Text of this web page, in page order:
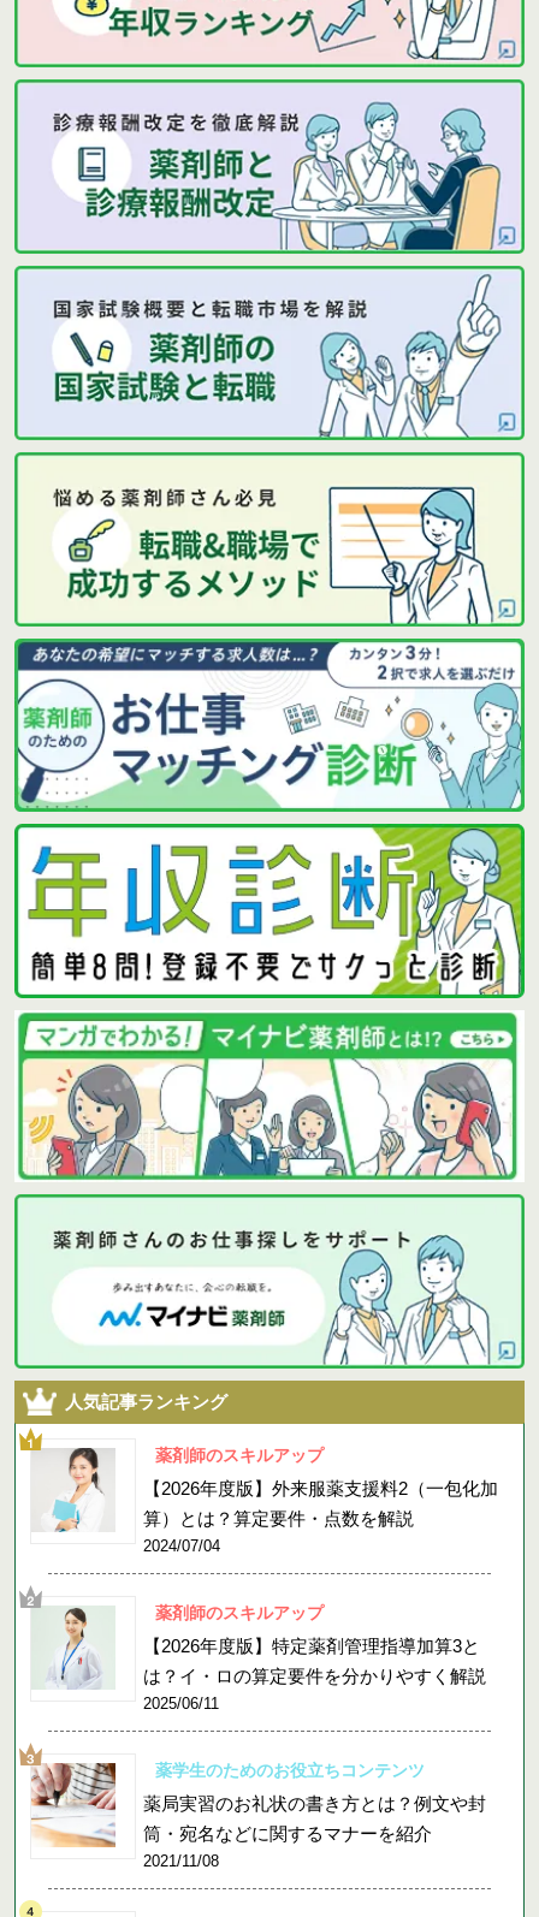
人気記事ランキング
薬剤師のスキルアップ
【2026年度版】外来服薬支援料2（一包化加
算）とは？算定要件・点数を解説
2024/07/04
薬剤師のスキルアップ
【2026年度版】特定薬剤管理指導加算3と
は？イ・ロの算定要件を分かりやすく解説
2025/06/11
薬学生のためのお役立ちコンテンツ
薬局実習のお礼状の書き方とは？例文や封
筒・宛名などに関するマナーを紹介
2021/11/08